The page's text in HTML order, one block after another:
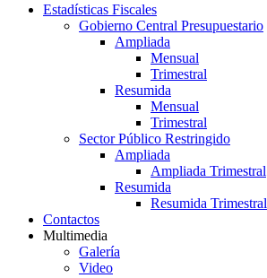
Estadísticas Fiscales
Gobierno Central Presupuestario
Ampliada
Mensual
Trimestral
Resumida
Mensual
Trimestral
Sector Público Restringido
Ampliada
Ampliada Trimestral
Resumida
Resumida Trimestral
Contactos
Multimedia
Galería
Video